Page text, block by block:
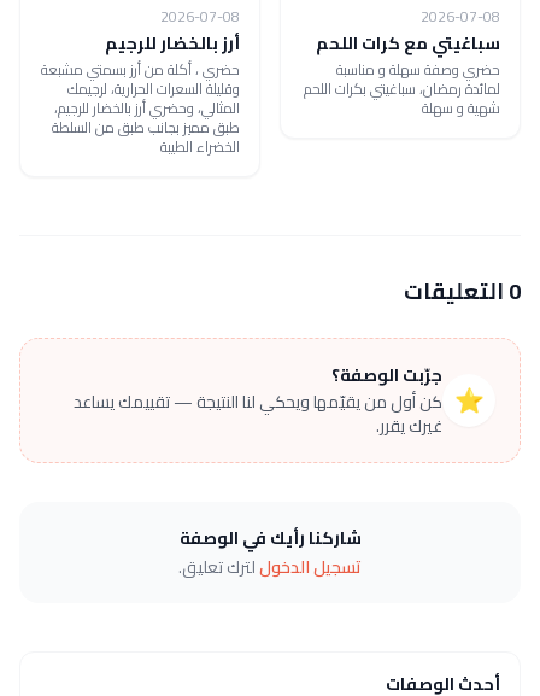
2026-07-08
سباغيتي مع كرات اللحم
حضري وصفة سهلة و مناسبة
لمائدة رمضان، سباغيتي بكرات اللحم
شهية و سهلة
2026-07-08
أرز بالخضار للرجيم
حضري ، أكلة من أرز بسمتي مشبعة
وقليلة السعرات الحرارية، لرجيمك
المثالي، وحضري أرز بالخضار للرجيم،
طبق مميز بجانب طبق من السلطة
الخضراء الطيبة
0 التعليقات
⭐
جرّبت الوصفة؟
كن أول من يقيّمها ويحكي لنا النتيجة — تقييمك يساعد
غيرك يقرر.
شاركنا رأيك في الوصفة
تسجيل الدخوللترك تعليق.
أحدث الوصفات